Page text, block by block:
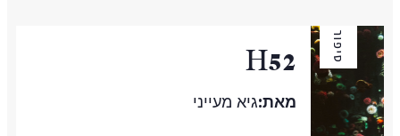
סיפור H52
מאת:גיא מעייני